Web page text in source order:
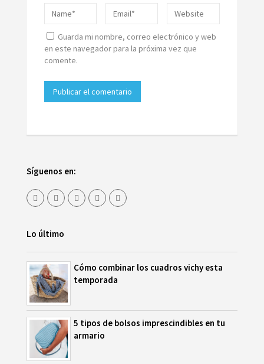
Guarda mi nombre, correo electrónico y web
en este navegador para la próxima vez que
comente.
Síguenos en:
Lo último
Cómo combinar los cuadros vichy esta
temporada
5 tipos de bolsos imprescindibles en tu
armario